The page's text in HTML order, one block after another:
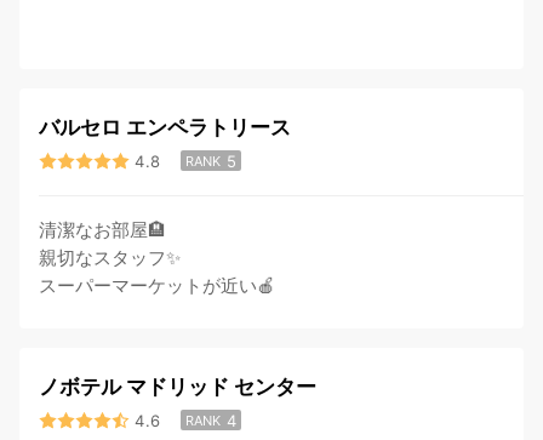
バルセロ エンペラトリース
4.8 RANK 5
清潔なお部屋🏨
親切なスタッフ✨
スーパーマーケットが近い🍎
ノボテル マドリッド センター
4.6 RANK 4